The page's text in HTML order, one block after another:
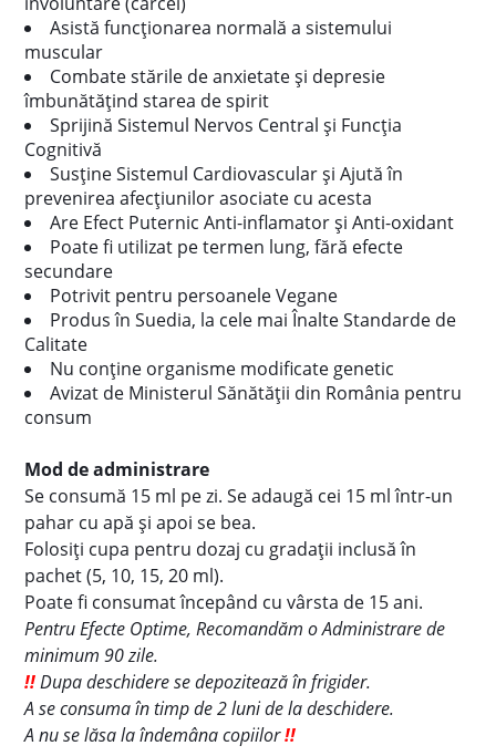
Asistă funcţionarea normală a sistemului
muscular
Combate stările de anxietate și depresie
îmbunătățind starea de spirit
Sprijină Sistemul Nervos Central și Funcția
Cognitivă
Susține Sistemul Cardiovascular și Ajută în
prevenirea afecțiunilor asociate cu acesta
Are Efect Puternic Anti-inflamator și Anti-oxidant
Poate fi utilizat pe termen lung, fără efecte
secundare
Potrivit pentru persoanele Vegane
Produs în Suedia, la cele mai Înalte Standarde de
Calitate
Nu conține organisme modificate genetic
Avizat de Ministerul Sănătății din România pentru
consum
Mod de administrare
Se consumă 15 ml pe zi. Se adaugă cei 15 ml într-un
pahar cu apă și apoi se bea.
Folosiți cupa pentru dozaj cu gradații inclusă în
pachet (5, 10, 15, 20 ml).
Poate fi consumat începând cu vârsta de 15 ani.
Pentru Efecte Optime, Recomandăm o Administrare de
minimum 90 zile.
!!Dupa deschidere se depozitează în frigider.
A se consuma în timp de 2 luni de la deschidere.
A nu se lăsa la îndemâna copiilor!!